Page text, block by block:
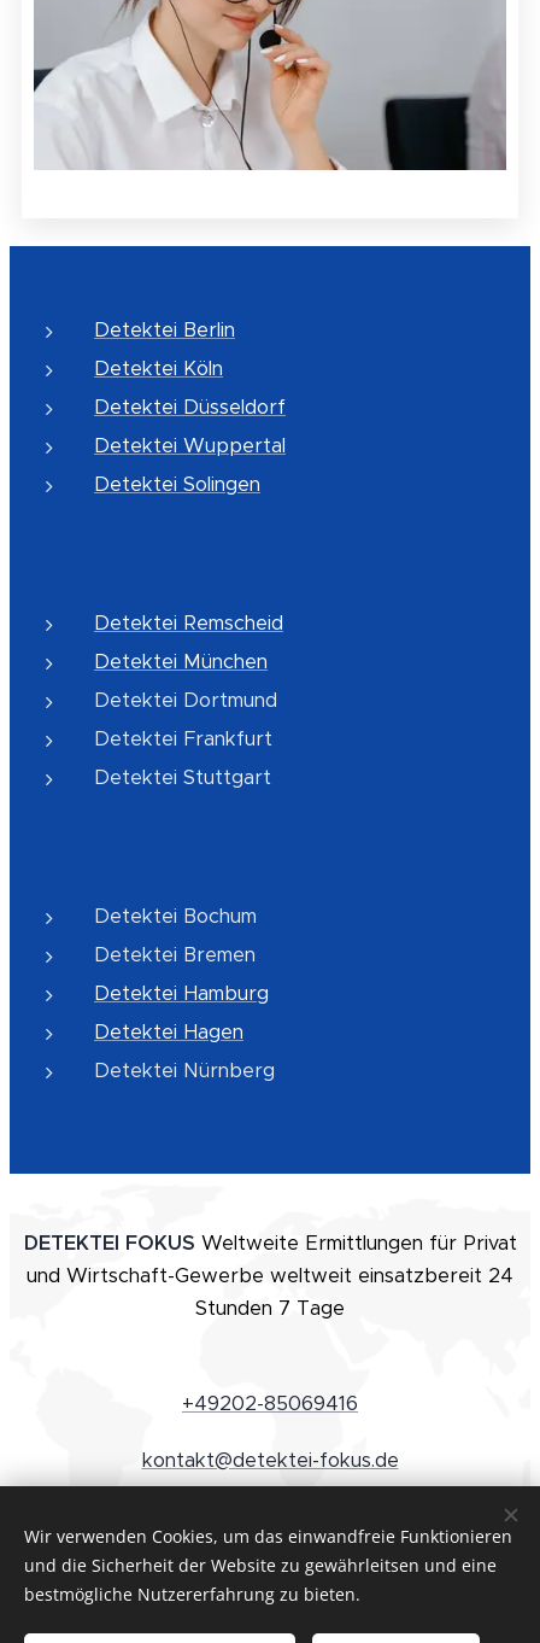
Detektei Berlin
Detektei Köln
Detektei Düsseldorf
Detektei Wuppertal
Detektei Solingen
Detektei Remscheid
Detektei München
Detektei Dortmund
Detektei Frankfurt
Detektei Stuttgart
Detektei Bochum
Detektei Bremen
Detektei Hamburg
Detektei Hagen
Detektei Nürnberg
DETEKTEI FOKUS Weltweite Ermittlungen für Privat
und Wirtschaft-Gewerbe weltweit einsatzbereit 24
Stunden 7 Tage
+49202-85069416
kontakt@detektei-fokus.de
©2022 Detektei Fokus, Königsbergerstraße 41, 42277
Wir verwenden Cookies, um das einwandfreie Funktionieren
und die Sicherheit der Website zu gewährleitsen und eine
bestmögliche Nutzererfahrung zu bieten.